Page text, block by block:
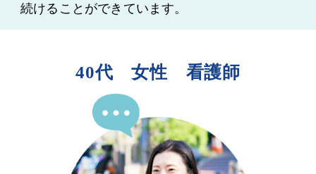
続けることができています。
40代 女性 看護師